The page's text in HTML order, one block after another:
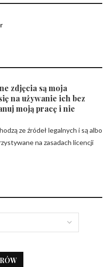
zdjęcia są moja
na używanie ich bez
moją pracę i nie
ze źródeł legalnych i są albo
na zasadach licencji